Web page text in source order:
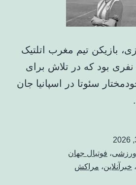
بازیکن تیم مغرب اتلتیک
بود که در تلاش برای
سئوتا در اسپانیا جان
ورزشی، فوتبال جهان
، خبرآنلاین، مراکش